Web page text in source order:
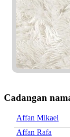
Cadangan
Affan Mikael
Affan Rafa